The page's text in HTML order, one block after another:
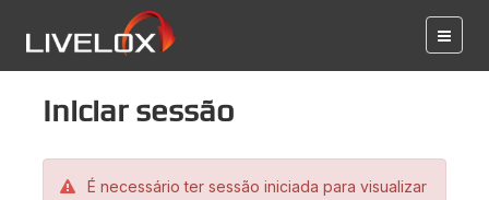
Iniciar sessão
É necessário ter sessão iniciada para visualizar